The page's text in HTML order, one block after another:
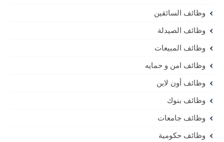
وظائف السائقين
وظائف الصيدلة
وظائف المبيعات
وظائف امن و حمايه
وظائف أون لاين
وظائف بنوك
وظائف جامعات
وظائف حكومية